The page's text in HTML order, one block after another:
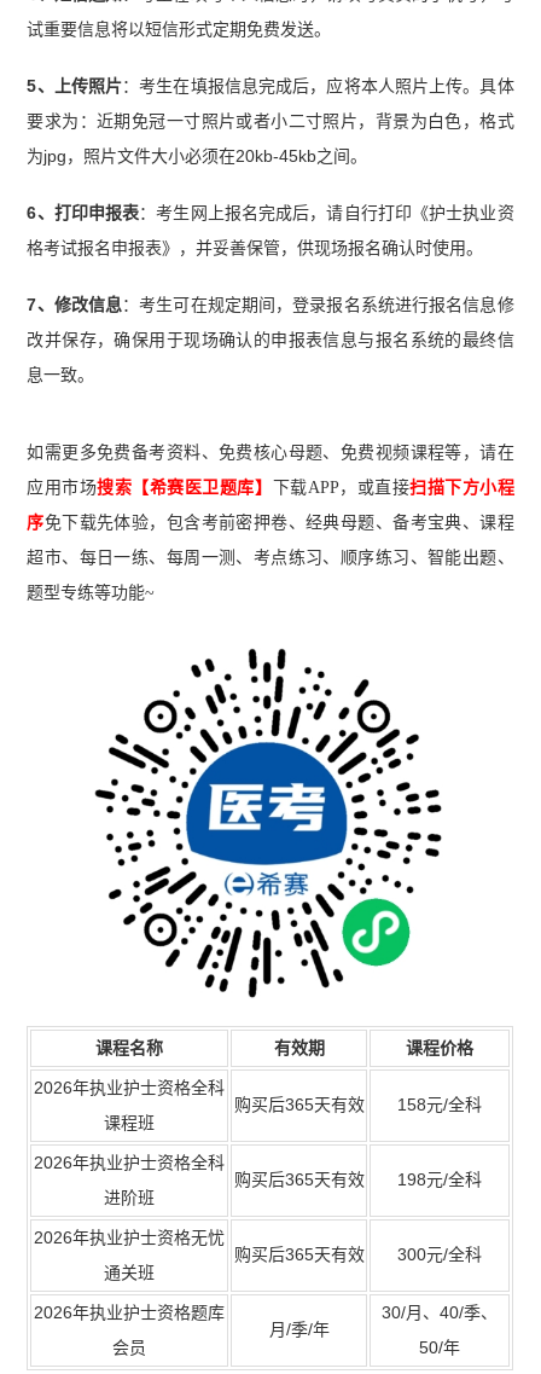
试重要信息将以短信形式定期免费发送。
5、上传照片：考生在填报信息完成后，应将本人照片上传。具体
要求为：近期免冠一寸照片或者小二寸照片，背景为白色，格式
为jpg，照片文件大小必须在20kb-45kb之间。
6、打印申报表：考生网上报名完成后，请自行打印《护士执业资
格考试报名申报表》，并妥善保管，供现场报名确认时使用。
7、修改信息：考生可在规定期间，登录报名系统进行报名信息修
改并保存，确保用于现场确认的申报表信息与报名系统的最终信
息一致。
如需更多免费备考资料、免费核心母题、免费视频课程等，请在
应用市场搜索【希赛医卫题库】 下载APP，或直接扫描下方小程
序免下载先体验，包含考前密押卷、经典母题、备考宝典、课程
超市、每日一练、每周一测、考点练习、顺序练习、智能出题、
题型专练等功能~
课程名称 有效期 课程价格
2026年执业护士资格全科
课程班
购买后365天有效 158元/全科
2026年执业护士资格全科
进阶班
购买后365天有效 198元/全科
2026年执业护士资格无忧
通关班
购买后365天有效 300元/全科
2026年执业护士资格题库
会员
月/季/年
30/月、40/季、
50/年